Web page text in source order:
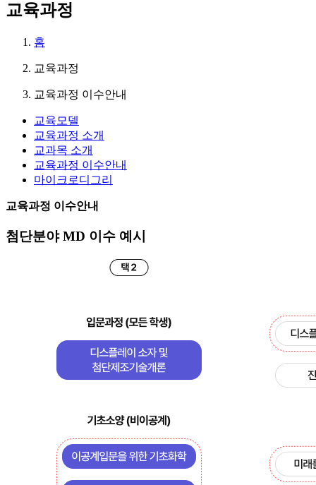
교육과정
홈
교육과정
교육과정 이수안내
교육모델
교육과정 소개
교과목 소개
교육과정 이수안내
마이크로디그리
교육과정 이수안내
첨단분야 MD 이수 예시